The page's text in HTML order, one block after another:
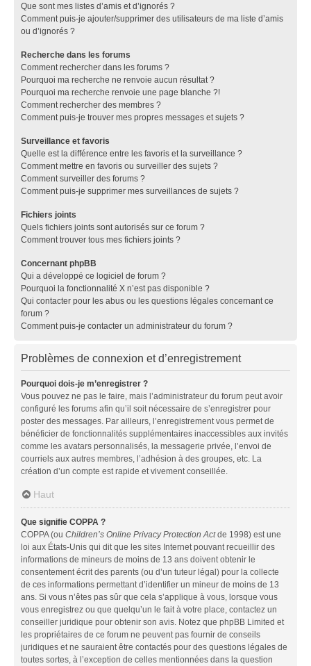
Que sont mes listes d’amis et d’ignorés ?
Comment puis-je ajouter/supprimer des utilisateurs de ma liste d’amis
ou d’ignorés ?
Recherche dans les forums
Comment rechercher dans les forums ?
Pourquoi ma recherche ne renvoie aucun résultat ?
Pourquoi ma recherche renvoie une page blanche ?!
Comment rechercher des membres ?
Comment puis-je trouver mes propres messages et sujets ?
Surveillance et favoris
Quelle est la différence entre les favoris et la surveillance ?
Comment mettre en favoris ou surveiller des sujets ?
Comment surveiller des forums ?
Comment puis-je supprimer mes surveillances de sujets ?
Fichiers joints
Quels fichiers joints sont autorisés sur ce forum ?
Comment trouver tous mes fichiers joints ?
Concernant phpBB
Qui a développé ce logiciel de forum ?
Pourquoi la fonctionnalité X n’est pas disponible ?
Qui contacter pour les abus ou les questions légales concernant ce
forum ?
Comment puis-je contacter un administrateur du forum ?
Problèmes de connexion et d’enregistrement
Pourquoi dois-je m’enregistrer ?
Vous pouvez ne pas le faire, mais l’administrateur du forum peut avoir
configuré les forums afin qu’il soit nécessaire de s’enregistrer pour
poster des messages. Par ailleurs, l’enregistrement vous permet de
bénéficier de fonctionnalités supplémentaires inaccessibles aux invités
comme les avatars personnalisés, la messagerie privée, l’envoi de
courriels aux autres membres, l’adhésion à des groupes, etc. La
création d’un compte est rapide et vivement conseillée.
Haut
Que signifie COPPA ?
COPPA (ou Children’s Online Privacy Protection Actde 1998) est une
loi aux États-Unis qui dit que les sites Internet pouvant recueillir des
informations de mineurs de moins de 13 ans doivent obtenir le
consentement écrit des parents (ou d’un tuteur légal) pour la collecte
de ces informations permettant d’identifier un mineur de moins de 13
ans. Si vous n’êtes pas sûr que cela s’applique à vous, lorsque vous
vous enregistrez ou que quelqu’un le fait à votre place, contactez un
conseiller juridique pour obtenir son avis. Notez que phpBB Limited et
les propriétaires de ce forum ne peuvent pas fournir de conseils
juridiques et ne sauraient être contactés pour des questions légales de
toutes sortes, à l’exception de celles mentionnées dans la question